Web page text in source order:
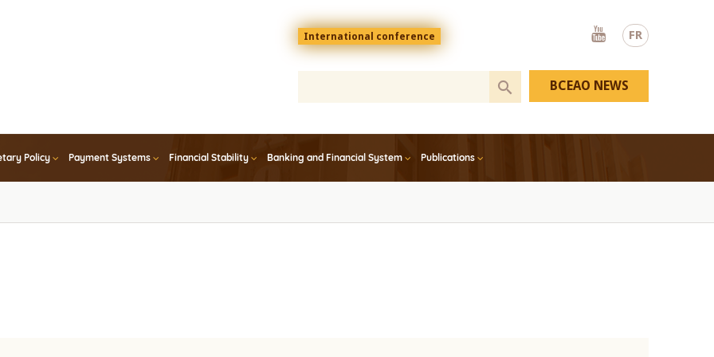
FR
Menu
top
En
International conference
Youtube
Policy Payment Systems Financial Stability Banking and Financial System Publications
BCEAO NEWS